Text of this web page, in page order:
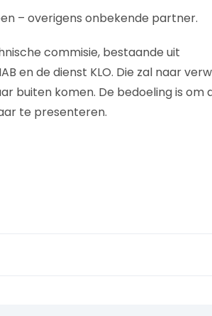
– overigens onbekende partner.
commisie, bestaande uit
en de dienst KLO. Die zal naar
buiten komen. De bedoeling is om
te presenteren.